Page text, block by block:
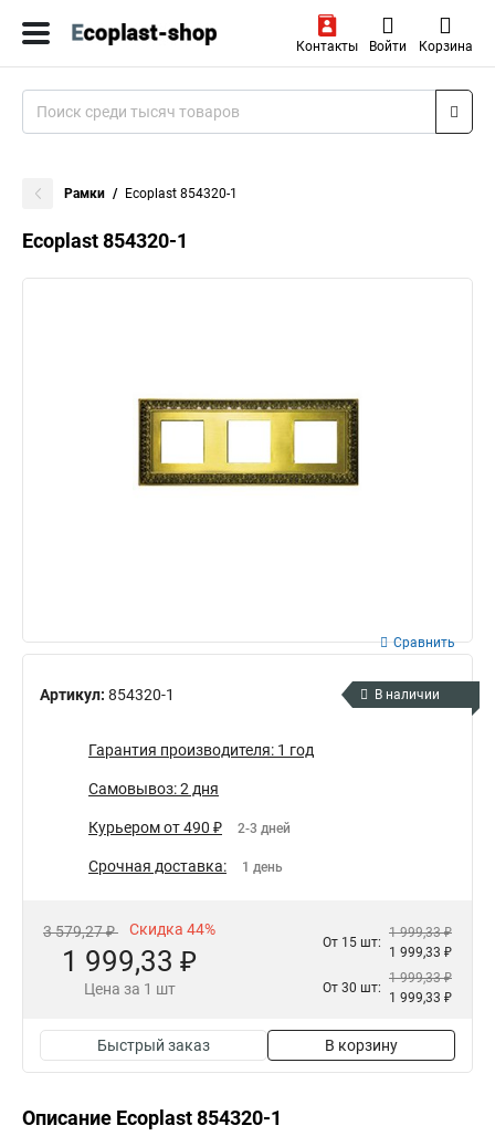
Контакты Войти Корзина
Рамки Ecoplast 854320-1
Ecoplast 854320-1
Артикул: 854320-1
Сравнить
В наличии
Гарантия производителя: 1 год
Самовывоз: 2 дня
Курьером от 490 ₽ 2-3 дней
Срочная доставка: 1 день
3 579,27 ₽ Скидка 44%
1 999,33 ₽
Цена за 1 шт
От 15 шт:
1 999,33 ₽
1 999,33 ₽
От 30 шт:
1 999,33 ₽
1 999,33 ₽
Быстрый заказ В корзину
Описание Ecoplast 854320-1